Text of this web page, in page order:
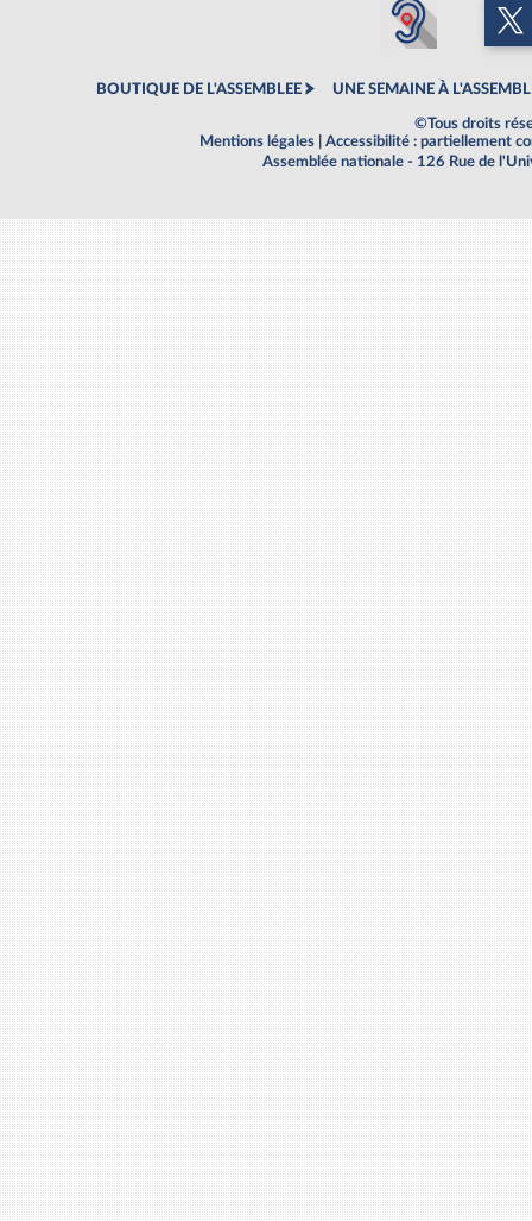
BOUTIQUE DE L'ASSEMBLEE UNE SEMAINE À
©Tous droits
Mentions légales
Accessibilité : partiellement
Assemblée nationale - 126 Rue de